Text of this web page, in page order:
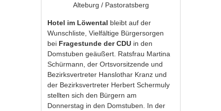
Alteburg / Pastoratsberg
Hotel im Löwental bleibt auf der
Wunschliste, Vielfältige Bürgersorgen
bei Fragestunde der CDU in den
Domstuben geäußert. Ratsfrau Martina
Schürmann, der Ortsvorsitzende und
Bezirksvertreter Hanslothar Kranz und
der Bezirksvertreter Herbert Schermuly
stellten sich den Bürgern am
Donnerstag in den Domstuben. In der